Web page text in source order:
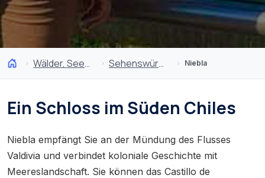
Wälder, Seen und Vulkane Sehenswürdigkeiten Niebla
Ein Schloss im Süden Chiles
Niebla empfängt Sie an der Mündung des Flusses
Valdivia und verbindet koloniale Geschichte mit
Meereslandschaft. Sie können das Castillo de